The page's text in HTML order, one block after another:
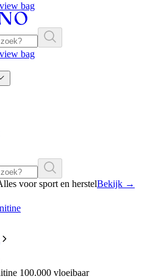
bag
bag
voor sport en herstelBekijk →
100.000 vloeibaar